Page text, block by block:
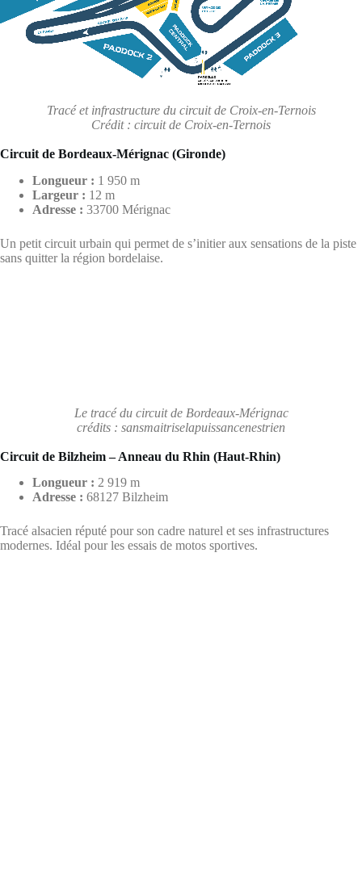
Tracé et infrastructure du circuit de Croix-en-Ternois
Crédit : circuit de Croix-en-Ternois
Circuit de Bordeaux-Mérignac (Gironde)
Longueur : 1 950 m
Largeur : 12 m
Adresse : 33700 Mérignac
Un petit circuit urbain qui permet de s’initier aux sensations de la piste
sans quitter la région bordelaise.
Le tracé du circuit de Bordeaux-Mérignac
crédits : sansmaitriselapuissancenestrien
Circuit de Bilzheim – Anneau du Rhin (Haut-Rhin)
Longueur : 2 919 m
Adresse : 68127 Bilzheim
Tracé alsacien réputé pour son cadre naturel et ses infrastructures
modernes. Idéal pour les essais de motos sportives.